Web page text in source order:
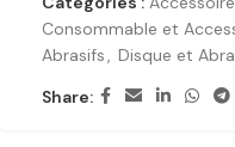
Consommable et
Abrasifs, Disque et
Share: